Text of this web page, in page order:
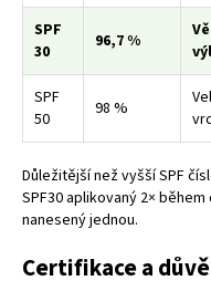
SPF
30
96,7 %
SPF
50
98 %
Důležitější než vyšší SPF
SPF30 aplikovaný 2×
nanesený jednou.
Certifikace a